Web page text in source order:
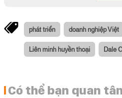
phát triển doanh nghiệp Việt
Liên minh huyền thoại Dale
Có thể bạn quan